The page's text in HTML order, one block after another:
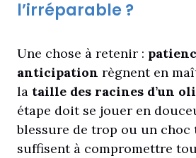
l’irréparable ?
Une chose à retenir :
anticipation règnent en
la taille des racines d’un
étape doit se jouer en
blessure de trop ou un choc
suffisent à compromettre